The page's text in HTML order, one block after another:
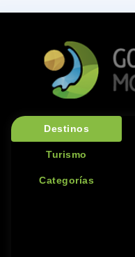
Destinos
Turismo
Categorías